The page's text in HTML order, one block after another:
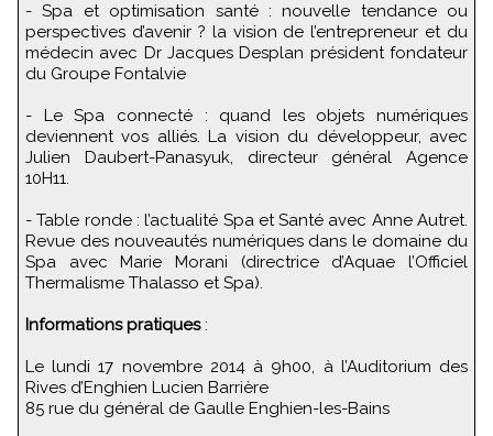
- Spa et optimisation santé : nouvelle tendance ou
perspectives d’avenir ? la vision de l’entrepreneur et du
médecin avec Dr Jacques Desplan président fondateur
du Groupe Fontalvie
- Le Spa connecté : quand les objets numériques
deviennent vos alliés. La vision du développeur, avec
Julien Daubert-Panasyuk, directeur général Agence
10H11.
- Table ronde : l’actualité Spa et Santé avec Anne Autret.
Revue des nouveautés numériques dans le domaine du
Spa avec Marie Morani (directrice d’Aquae l’Officiel
Thermalisme Thalasso et Spa).
Informations pratiques:
Le lundi 17 novembre 2014 à 9h00, à l’Auditorium des
Rives d’Enghien Lucien Barrière
85 rue du général de Gaulle Enghien-les-Bains